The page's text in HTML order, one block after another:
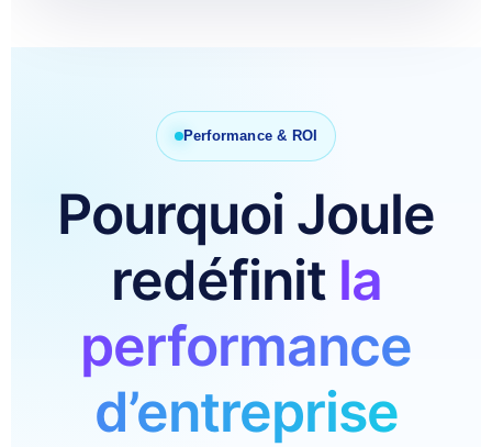
Performance & ROI
Pourquoi Joule
redéfinit la
performance
d’entreprise